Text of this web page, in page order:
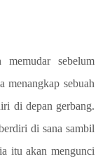
sebelum
menangkap sebuah
di depan gerbang.
di sana sambil
itu akan mengunci